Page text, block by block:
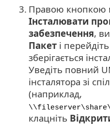
3. Правою кнопкою
Інсталювати
забезпечення,
Пакет і
зберігається
Уведіть повний
інсталятора зі
(наприклад,
клацніть